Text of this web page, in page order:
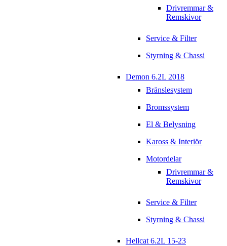
Drivremmar &
Remskivor
Service & Filter
Styrning & Chassi
Demon 6.2L 2018
Bränslesystem
Bromssystem
El & Belysning
Kaross & Interiör
Motordelar
Drivremmar &
Remskivor
Service & Filter
Styrning & Chassi
Hellcat 6.2L 15-23